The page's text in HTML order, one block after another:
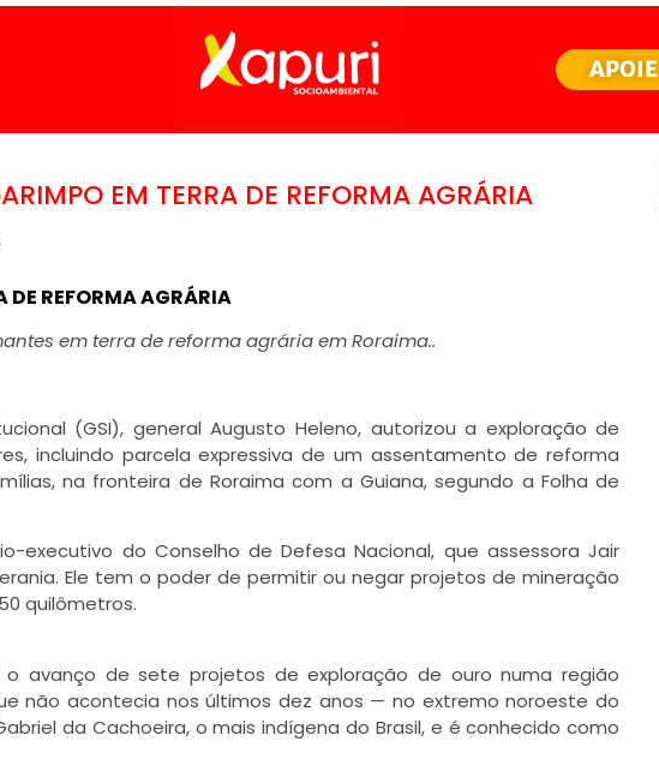
APOIE
EM TERRA DE REFORMA AGRÁRIA
DE REFORMA AGRÁRIA
em terra de reforma agrária em Roraima..
(GSI), general Augusto Heleno, autorizou a exploração de
incluindo parcela expressiva de um assentamento de reforma
na fronteira de Roraima com a Guiana, segundo a Folha de
executivo do Conselho de Defesa Nacional, que assessora Jair
Ele tem o poder de permitir ou negar projetos de mineração
quilômetros.
avanço de sete projetos de exploração de ouro numa região
não acontecia nos últimos dez anos — no extremo noroeste do
da Cachoeira, o mais indígena do Brasil, e é conhecido como